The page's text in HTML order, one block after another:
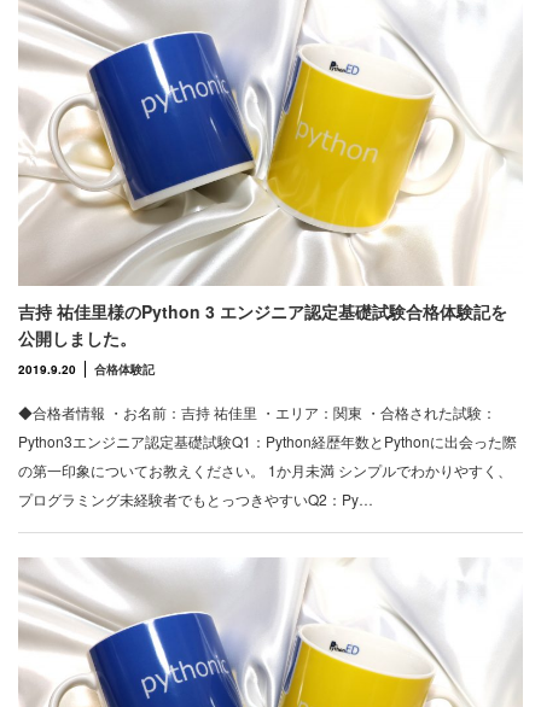
吉持 祐佳里様のPython 3 エンジニア認定基礎試験合格体験記を
公開しました。
2019.9.20 合格体験記
◆合格者情報 ・お名前：吉持 祐佳里 ・エリア：関東 ・合格された試験：
Python3エンジニア認定基礎試験Q1：Python経歴年数とPythonに出会った際
の第一印象についてお教えください。 1か月未満 シンプルでわかりやすく、
プログラミング未経験者でもとっつきやすいQ2：Py…